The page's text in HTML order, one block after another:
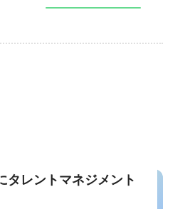
タレントマネジメント